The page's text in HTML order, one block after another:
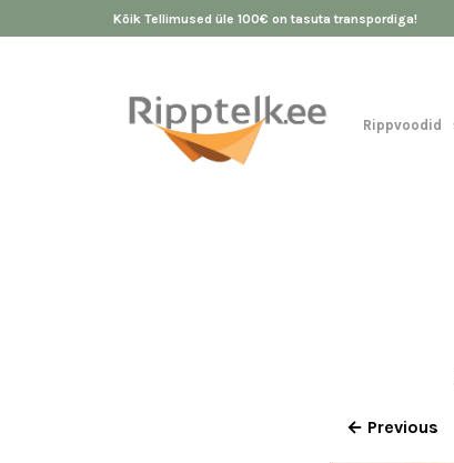
Kõik Tellimused üle 100€ on tasuta transpordiga!
Rippvoodid
← Previous